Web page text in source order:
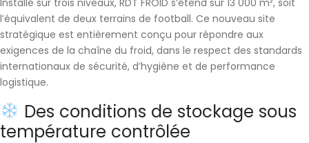
l’équivalent de deux terrains de football. Ce nouveau site
stratégique est entièrement conçu pour répondre aux
exigences de la chaîne du froid, dans le respect des standards
internationaux de sécurité, d’hygiène et de performance
logistique.
Des conditions de stockage sous
température contrôlée